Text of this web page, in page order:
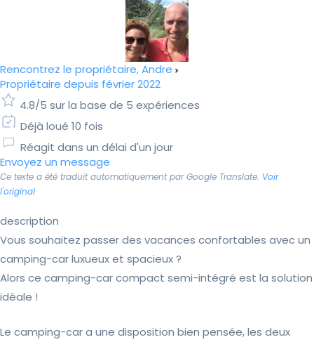
Rencontrez le propriétaire, Andre
Propriétaire depuis février 2022
4.8/5 sur la base de 5 expériences
Déjà loué 10 fois
Réagit dans un délai d'un jour
Envoyez un message
Ce texte a été traduit automatiquement par Google Translate. Voir
l'original
description
Vous souhaitez passer des vacances confortables avec un
camping-car luxueux et spacieux ?
Alors ce camping-car compact semi-intégré est la solution
idéale !
Le camping-car a une disposition bien pensée, les deux